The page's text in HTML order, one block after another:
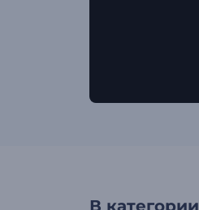
В категории